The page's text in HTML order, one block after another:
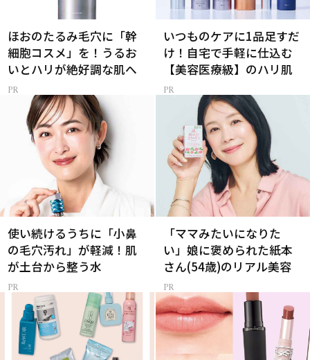
ほおのたるみ毛穴に「幹
細胞コスメ」を！うるお
いとハリが絶好調な肌へ
いつものケアに1品足すだ
け！自宅で手軽に仕込む
【美容医療級】のハリ肌
使い続けるうちに「小鼻
の毛穴汚れ」が軽減！肌
が土台から整う水
「ママみたいになりた
い」娘に褒められた紙本
さん(54歳)のリアル美容